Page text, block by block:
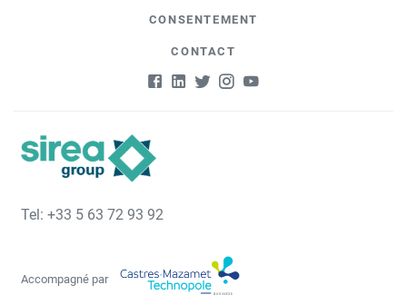
CONSENTEMENT
CONTACT
Tel: +33 5 63 72 93 92
Accompagné par